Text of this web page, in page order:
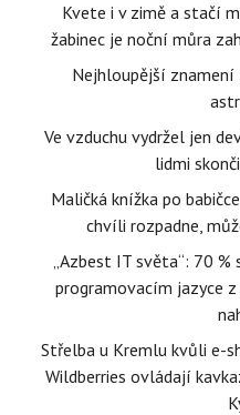
Kvete i v zimě a stačí
žabinec je noční můra
Nejhloupější znamení
Ve vzduchu vydržel jen
lidmi
Maličká knížka po
chvíli rozpadne,
„Azbest IT světa“: 70
programovacím jazyce
Střelba u Kremlu kvůli e-
Wildberries ovládají